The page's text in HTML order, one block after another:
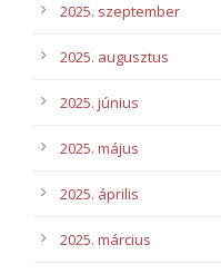
2025. szeptember
2025. augusztus
2025. június
2025. május
2025. április
2025. március